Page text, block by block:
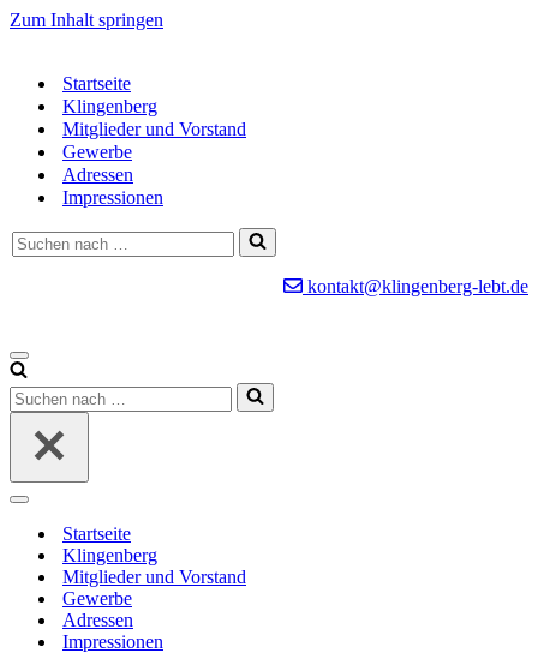
Zum Inhalt springen
Startseite
Klingenberg
Mitglieder und Vorstand
Gewerbe
Adressen
Impressionen
Suchen
nach …
kontakt@klingenberg-lebt.de
Navigationsmenü
Suchen
nach …
Navigationsmenü
Startseite
Klingenberg
Mitglieder und Vorstand
Gewerbe
Adressen
Impressionen